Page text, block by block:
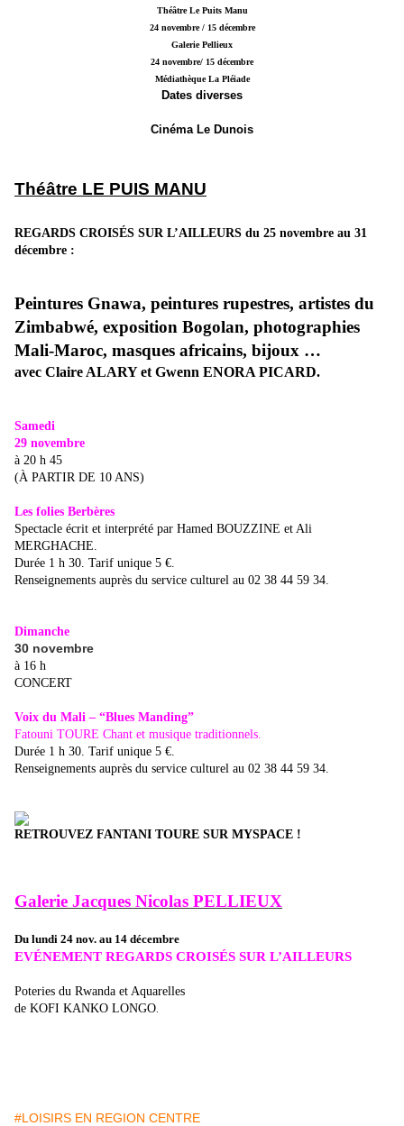
Théâtre Le Puits Manu
24 novembre / 15 décembre
Galerie Pellieux
24 novembre/ 15 décembre
Médiathèque La Pléiade
Dates diverses
Cinéma Le Dunois
Théâtre LE PUIS MANU
REGARDS CROISÉS SUR L’AILLEURS du 25 novembre au 31
décembre :
Peintures Gnawa, peintures rupestres, artistes du
Zimbabwé, exposition Bogolan, photographies
Mali-Maroc, masques africains, bijoux …
avec Claire ALARY et Gwenn ENORA PICARD.
Samedi
29 novembre
à 20 h 45
(À PARTIR DE 10 ANS)
Les folies Berbères
Spectacle écrit et interprété par Hamed BOUZZINE et Ali
MERGHACHE.
Durée 1 h 30. Tarif unique 5 €.
Renseignements auprès du service culturel au 02 38 44 59 34.
Dimanche
30 novembre
à 16 h
CONCERT
Voix du Mali – “Blues Manding”
Fatouni TOURE Chant et musique traditionnels.
Durée 1 h 30. Tarif unique 5 €.
Renseignements auprès du service culturel au 02 38 44 59 34.
RETROUVEZ FANTANI TOURE SUR MYSPACE !
Galerie Jacques Nicolas PELLIEUX
Du lundi 24 nov. au 14 décembre
EVÉNEMENT REGARDS CROISÉS SUR L’AILLEURS
Poteries du Rwanda et Aquarelles
de KOFI KANKO LONGO
#LOISIRS EN REGION CENTRE